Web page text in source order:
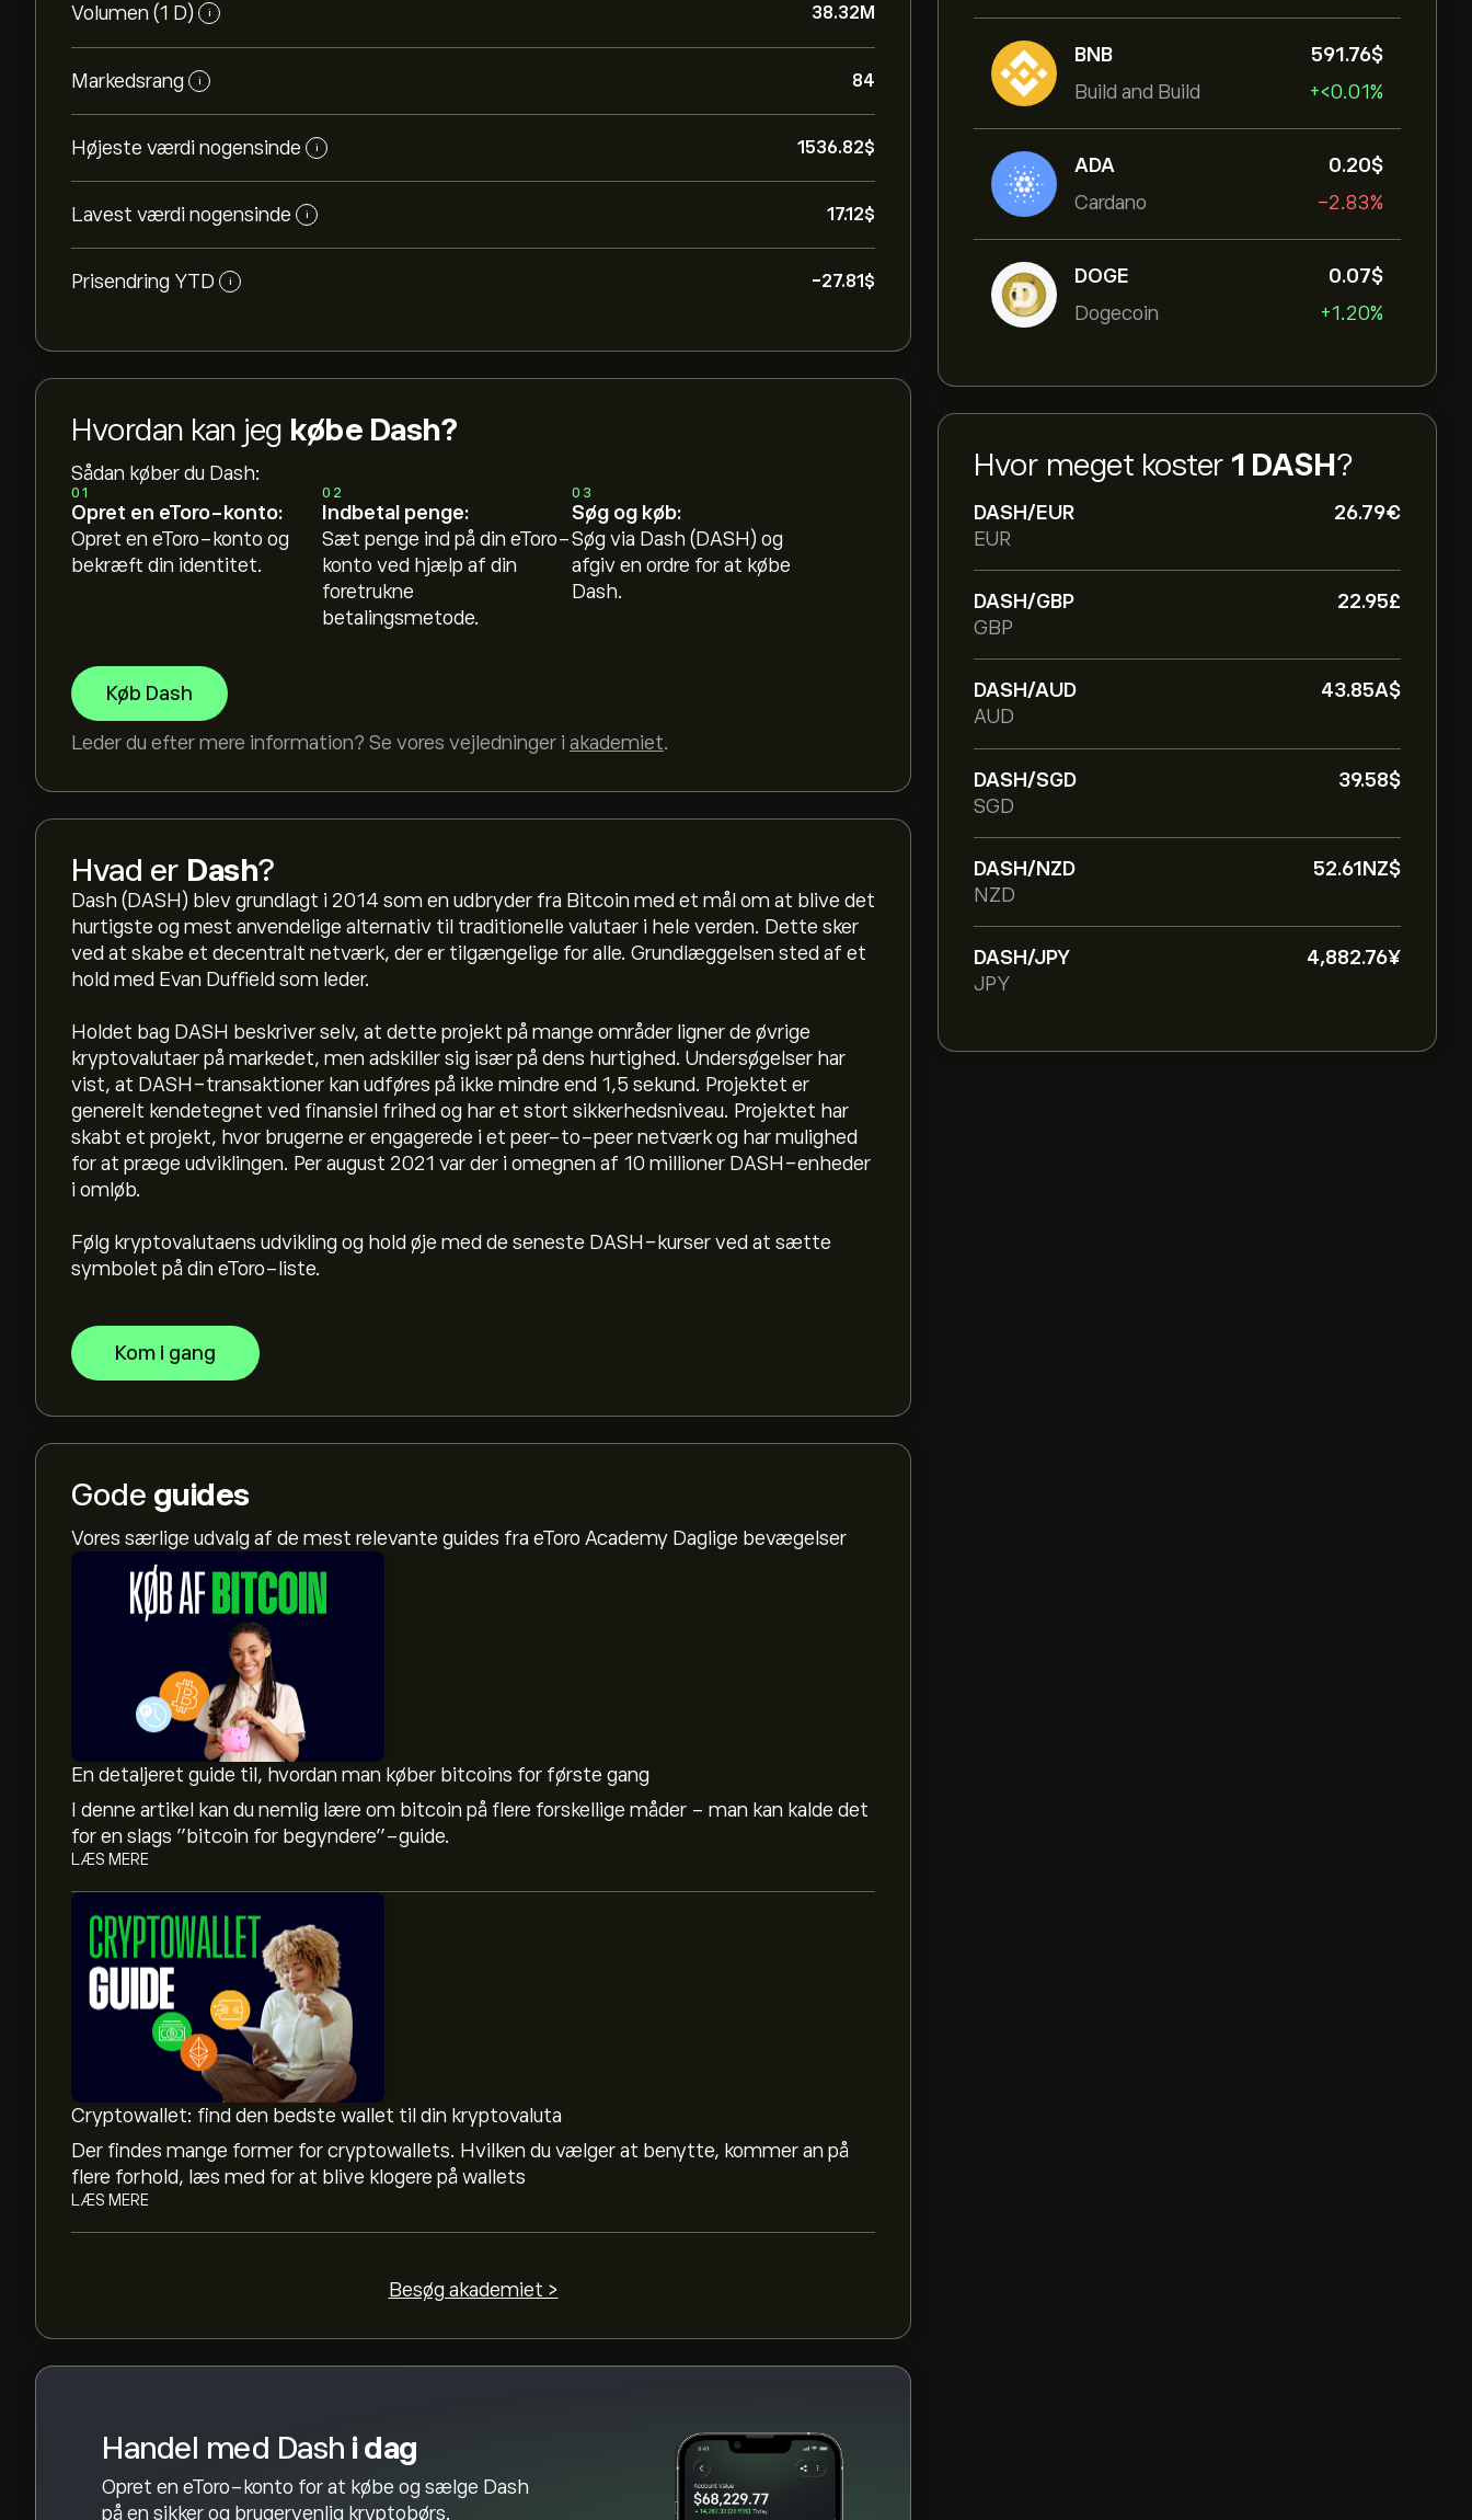
BNB
Build and Build
591.76‎$‎
+‎<‎0.01%
ADA
Cardano
0.20‎$‎
-2.83%
DOGE
Dogecoin
0.07‎$‎
+1.20%
Hvor meget koster 1 DASH?
DASH/EUR
26.79‎€‎
EUR
DASH/GBP
22.95‎£‎
GBP
DASH/AUD
43.85‎A$‎
AUD
DASH/SGD
39.58‎$‎
SGD
DASH/NZD
52.61‎NZ$‎
NZD
DASH/JPY
4,882.76‎¥‎
JPY
Volumen (1 D) i 38.32M
Markedsrang i 84
Højeste værdi nogensinde i 1536.82‎$‎
Lavest værdi nogensinde i 17.12‎$‎
Prisendring YTD i -27.81‎$‎
Hvordan kan jeg købe Dash?
Sådan køber du Dash:
01
Opret en eToro-konto:
Opret en eToro-konto og
bekræft din identitet.
02
Indbetal penge:
Sæt penge ind på din eToro-
konto ved hjælp af din
foretrukne
betalingsmetode.
03
Søg og køb:
Søg via Dash (DASH) og
afgiv en ordre for at købe
Dash.
Køb Dash
Leder du efter mere information? Se vores vejledninger i akademiet.
Hvad er Dash?
Dash (DASH) blev grundlagt i 2014 som en udbryder fra Bitcoin med et mål om at blive det
hurtigste og mest anvendelige alternativ til traditionelle valutaer i hele verden. Dette sker
ved at skabe et decentralt netværk, der er tilgængelige for alle. Grundlæggelsen sted af et
hold med Evan Duffield som leder.
Holdet bag DASH beskriver selv, at dette projekt på mange områder ligner de øvrige
kryptovalutaer på markedet, men adskiller sig især på dens hurtighed. Undersøgelser har
vist, at DASH-transaktioner kan udføres på ikke mindre end 1,5 sekund. Projektet er
generelt kendetegnet ved finansiel frihed og har et stort sikkerhedsniveau. Projektet har
skabt et projekt, hvor brugerne er engagerede i et peer-to-peer netværk og har mulighed
for at præge udviklingen. Per august 2021 var der i omegnen af 10 millioner DASH-enheder
i omløb.
Følg kryptovalutaens udvikling og hold øje med de seneste DASH-kurser ved at sætte
symbolet på din eToro-liste.
Kom i gang
Gode guides
Vores særlige udvalg af de mest relevante guides fra eToro Academy Daglige bevægelser
En detaljeret guide til, hvordan man køber bitcoins for første gang
I denne artikel kan du nemlig lære om bitcoin på flere forskellige måder - man kan kalde det
for en slags ”bitcoin for begyndere”-guide.
LÆS MERE
Cryptowallet: find den bedste wallet til din kryptovaluta
Der findes mange former for cryptowallets. Hvilken du vælger at benytte, kommer an på
flere forhold, læs med for at blive klogere på wallets
LÆS MERE
Besøg akademiet >
Handel med Dash i dag
Opret en eToro-konto for at købe og sælge Dash
på en sikker og brugervenlig kryptobørs.
Den aktuelle pris på DASH er 30.96‎$‎ USD
Markedsværdien af Dash er 395.79M‎$‎ USD
Dashs hidtil højeste værdi er 1,536.82‎$‎ USD
Dash har en 24-timers handelsvolumen på 38.32M